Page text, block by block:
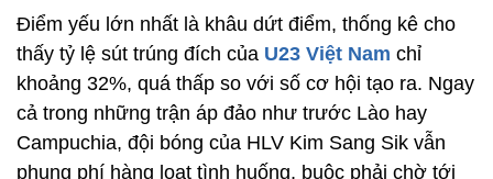
Điểm yếu lớn nhất là khâu dứt điểm, thống kê cho
thấy tỷ lệ sút trúng đích của U23 Việt Nam chỉ
khoảng 32%, quá thấp so với số cơ hội tạo ra. Ngay
cả trong những trận áp đảo như trước Lào hay
Campuchia, đội bóng của HLV Kim Sang Sik vẫn
phung phí hàng loạt tình huống, buộc phải chờ tới